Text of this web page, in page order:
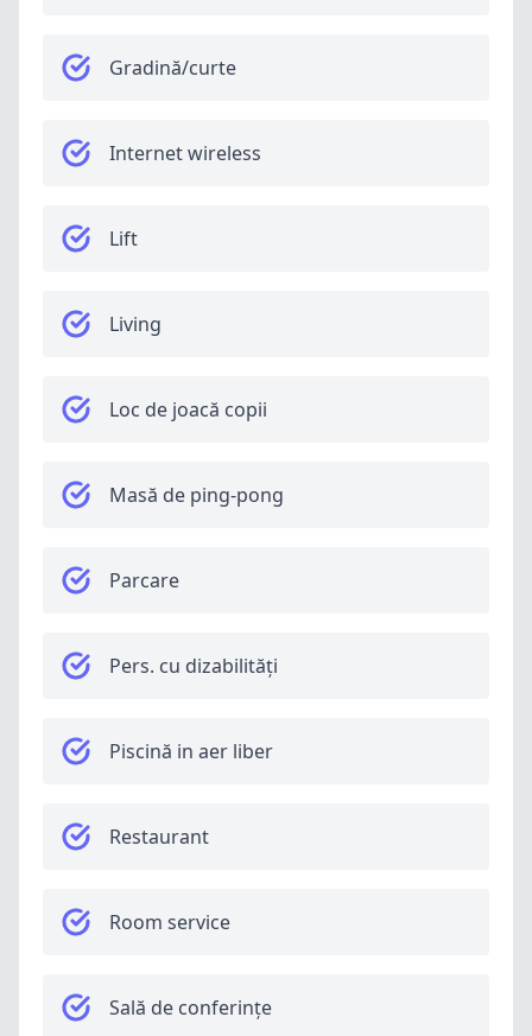
Gradină/curte
Internet wireless
Lift
Living
Loc de joacă copii
Masă de ping-pong
Parcare
Pers. cu dizabilități
Piscină in aer liber
Restaurant
Room service
Sală de conferințe